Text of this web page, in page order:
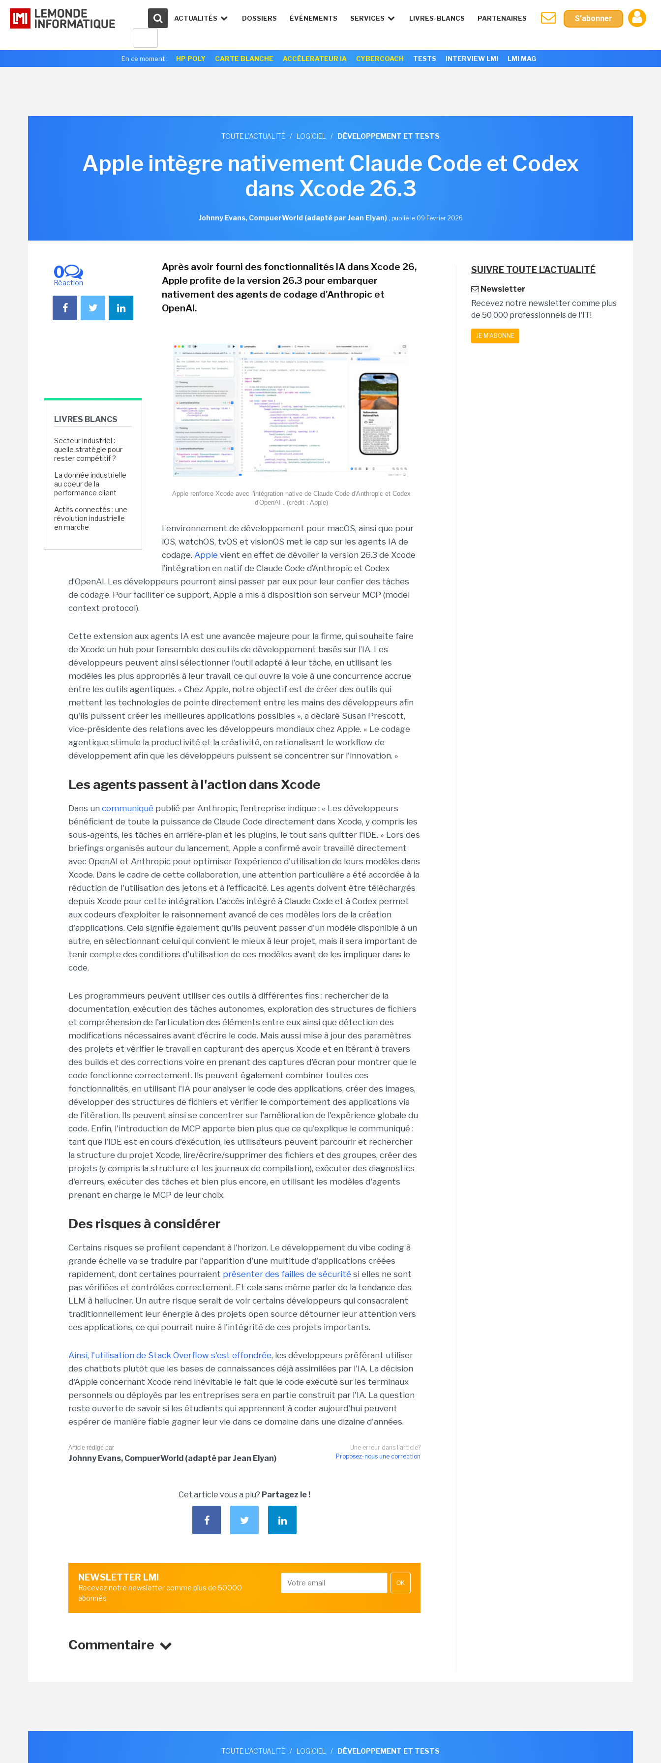
ACTUALITÉS DOSSIERS ÉVÉNEMENTS SERVICES LIVRES-BLANCS PARTENAIRES S'abonner
En ce moment : HP POLY CARTE BLANCHE ACCÉLERATEUR IA CYBERCOACH TESTS INTERVIEW LMI LMI MAG
TOUTE L'ACTUALITÉ / LOGICIEL / DÉVELOPPEMENT ET TESTS
Apple intègre nativement Claude Code et Codex
dans Xcode 26.3
Johnny Evans, CompuerWorld (adapté par Jean Elyan), publié le 09 Février 2026
0
Réaction
LIVRES BLANCS
Secteur industriel :
quelle stratégie pour
rester compétitif ?
La donnée industrielle
au coeur de la
performance client
Actifs connectés : une
révolution industrielle
en marche
Après avoir fourni des fonctionnalités IA dans Xcode 26,
Apple profite de la version 26.3 pour embarquer
nativement des agents de codage d'Anthropic et
OpenAI.
Apple renforce Xcode avec l'intégration native de Claude Code d'Anthropic et Codex
d'OpenAI . (crédit : Apple)
L’environnement de développement pour macOS, ainsi que pour
iOS, watchOS, tvOS et visionOS met le cap sur les agents IA de
codage. Apple vient en effet de dévoiler la version 26.3 de Xcode
l’intégration en natif de Claude Code d’Anthropic et Codex
d’OpenAI. Les développeurs pourront ainsi passer par eux pour leur confier des tâches
de codage. Pour faciliter ce support, Apple a mis à disposition son serveur MCP (model
context protocol).
Cette extension aux agents IA est une avancée majeure pour la firme, qui souhaite faire
de Xcode un hub pour l’ensemble des outils de développement basés sur l’IA. Les
développeurs peuvent ainsi sélectionner l'outil adapté à leur tâche, en utilisant les
modèles les plus appropriés à leur travail, ce qui ouvre la voie à une concurrence accrue
entre les outils agentiques. « Chez Apple, notre objectif est de créer des outils qui
mettent les technologies de pointe directement entre les mains des développeurs afin
qu'ils puissent créer les meilleures applications possibles », a déclaré Susan Prescott,
vice-présidente des relations avec les développeurs mondiaux chez Apple. « Le codage
agentique stimule la productivité et la créativité, en rationalisant le workflow de
développement afin que les développeurs puissent se concentrer sur l'innovation. »
Les agents passent à l'action dans Xcode
Dans un communiqué publié par Anthropic, l’entreprise indique : « Les développeurs
bénéficient de toute la puissance de Claude Code directement dans Xcode, y compris les
sous-agents, les tâches en arrière-plan et les plugins, le tout sans quitter l'IDE. » Lors des
briefings organisés autour du lancement, Apple a confirmé avoir travaillé directement
avec OpenAI et Anthropic pour optimiser l'expérience d'utilisation de leurs modèles dans
Xcode. Dans le cadre de cette collaboration, une attention particulière a été accordée à la
réduction de l'utilisation des jetons et à l'efficacité. Les agents doivent être téléchargés
depuis Xcode pour cette intégration. L'accès intégré à Claude Code et à Codex permet
aux codeurs d'exploiter le raisonnement avancé de ces modèles lors de la création
d'applications. Cela signifie également qu'ils peuvent passer d'un modèle disponible à un
autre, en sélectionnant celui qui convient le mieux à leur projet, mais il sera important de
tenir compte des conditions d'utilisation de ces modèles avant de les impliquer dans le
code.
Les programmeurs peuvent utiliser ces outils à différentes fins : rechercher de la
documentation, exécution des tâches autonomes, exploration des structures de fichiers
et compréhension de l'articulation des éléments entre eux ainsi que détection des
modifications nécessaires avant d'écrire le code. Mais aussi mise à jour des paramètres
des projets et vérifier le travail en capturant des aperçus Xcode et en itérant à travers
des builds et des corrections voire en prenant des captures d'écran pour montrer que le
code fonctionne correctement. Ils peuvent également combiner toutes ces
fonctionnalités, en utilisant l'IA pour analyser le code des applications, créer des images,
développer des structures de fichiers et vérifier le comportement des applications via
de l'itération. Ils peuvent ainsi se concentrer sur l'amélioration de l'expérience globale du
code. Enfin, l'introduction de MCP apporte bien plus que ce qu'explique le communiqué :
tant que l'IDE est en cours d'exécution, les utilisateurs peuvent parcourir et rechercher
la structure du projet Xcode, lire/écrire/supprimer des fichiers et des groupes, créer des
projets (y compris la structure et les journaux de compilation), exécuter des diagnostics
d'erreurs, exécuter des tâches et bien plus encore, en utilisant les modèles d'agents
prenant en charge le MCP de leur choix.
Des risques à considérer
Certains risques se profilent cependant à l'horizon. Le développement du vibe coding à
grande échelle va se traduire par l'apparition d'une multitude d'applications créées
rapidement, dont certaines pourraient présenter des failles de sécurité si elles ne sont
pas vérifiées et contrôlées correctement. Et cela sans même parler de la tendance des
LLM à halluciner. Un autre risque serait de voir certains développeurs qui consacraient
traditionnellement leur énergie à des projets open source détourner leur attention vers
ces applications, ce qui pourrait nuire à l'intégrité de ces projets importants.
Ainsi, l'utilisation de Stack Overflow s'est effondrée, les développeurs préférant utiliser
des chatbots plutôt que les bases de connaissances déjà assimilées par l'IA. La décision
d'Apple concernant Xcode rend inévitable le fait que le code exécuté sur les terminaux
personnels ou déployés par les entreprises sera en partie construit par l'IA. La question
reste ouverte de savoir si les étudiants qui apprennent à coder aujourd'hui peuvent
espérer de manière fiable gagner leur vie dans ce domaine dans une dizaine d'années.
Une erreur dans l'article?
Proposez-nous une correction
Article rédigé par
Johnny Evans, CompuerWorld (adapté par Jean Elyan)
Cet article vous a plu? Partagez le !
NEWSLETTER LMI
Recevez notre newsletter comme plus de 50000
abonnés
OK
Commentaire
SUIVRE TOUTE L'ACTUALITÉ
Newsletter
Recevez notre newsletter comme plus
de 50 000 professionnels de l'IT!
JE M'ABONNE
TOUTE L'ACTUALITÉ / LOGICIEL / DÉVELOPPEMENT ET TESTS